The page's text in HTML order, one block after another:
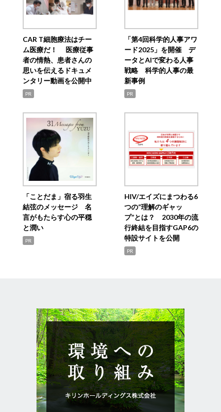
CAR T細胞療法はチー
ム医療だ！ 医療従事
者の情熱、患者さんの
思いを伝えるドキュメ
ンタリー動画を公開中
PR
「第4回科学的人事アワ
ード2025」を開催 デ
ータとAIで変わる人事
戦略 科学的人事の最
新事例
PR
「ことだま」宿る羽生
結弦のメッセージ 名
言がもたらす心の平穏
と潤い
PR
HIV/エイズにまつわる6
つの“理解のギャッ
プ”とは？ 2030年の流
行終結を目指すGAP6の
特設サイトを公開
PR